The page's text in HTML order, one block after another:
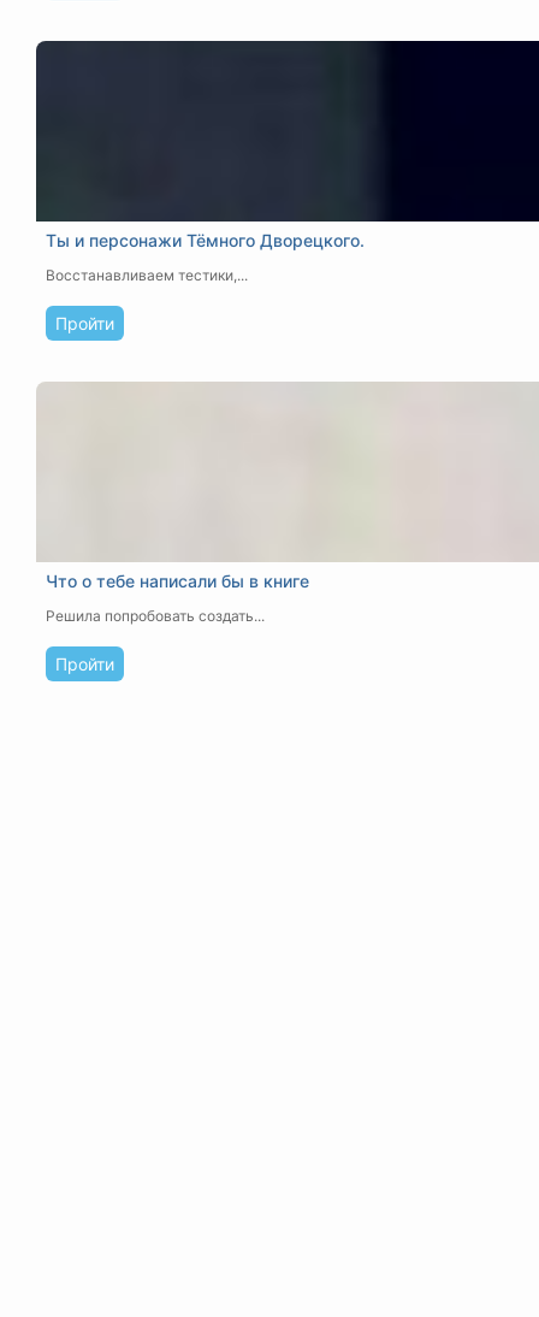
Ты и персонажи Тёмного Дворецкого.
Восстанавливаем тестики,...
Пройти
Что о тебе написали бы в книге
Решила попробовать создать...
Пройти